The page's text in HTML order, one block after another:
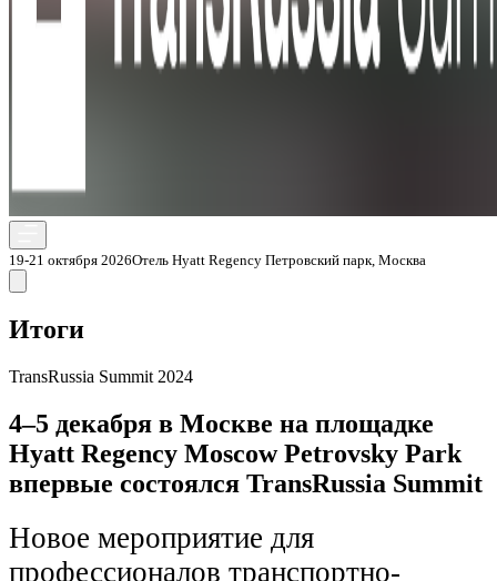
19-21 октября 2026Отель Hyatt Regency Петровский парк, Москва
Итоги
TransRussia Summit 2024
4–5 декабря в Москве на площадке
Hyatt Regency Moscow Petrovsky Park
впервые состоялся TransRussia Summit
Новое мероприятие для
профессионалов транспортно-